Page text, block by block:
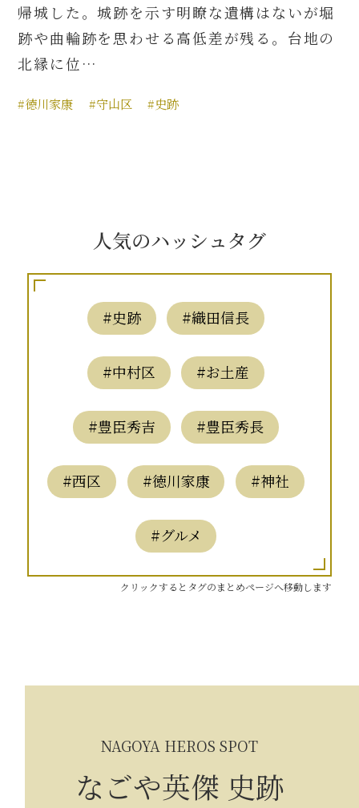
帰城した。城跡を示す明瞭な遺構はないが堀
跡や曲輪跡を思わせる高低差が残る。台地の
北縁に位…
#徳川家康 #守山区 #史跡
人気のハッシュタグ
#史跡 #織田信長
#中村区 #お土産
#豊臣秀吉 #豊臣秀長
#西区 #徳川家康 #神社
#グルメ
クリックするとタグのまとめページへ移動します
NAGOYA HEROS SPOT
なごや英傑 史跡